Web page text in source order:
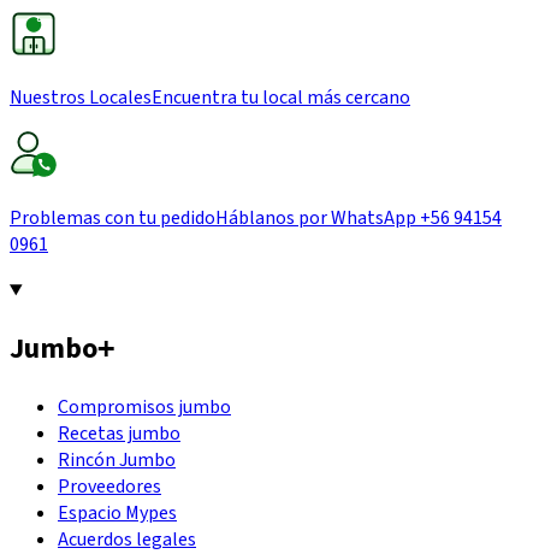
Nuestros LocalesEncuentra tu local más cercano
Problemas con tu pedidoHáblanos por WhatsApp +56 94154
0961
Jumbo+
Compromisos jumbo
Recetas jumbo
Rincón Jumbo
Proveedores
Espacio Mypes
Acuerdos legales